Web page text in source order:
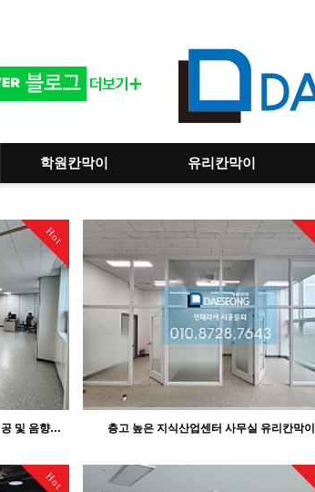
학원칸막이 유리칸막이
Hot
사무실 공간분할 안전교육장 칸막이시공 및 음향장치와 스크린,암막블라인드 설치 층고 높은 지식산업센터 사무실 유리칸막이
Hot